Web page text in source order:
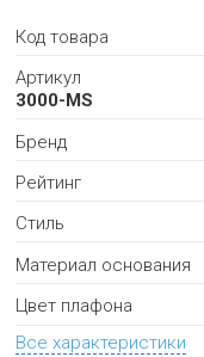
Код товара
Артикул
3000-MS
Бренд
Рейтинг
Стиль
Материал основания
Цвет плафона
Все характеристики